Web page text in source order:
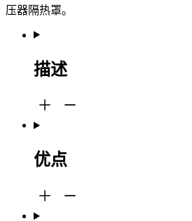
压器隔热罩。
描述
优点